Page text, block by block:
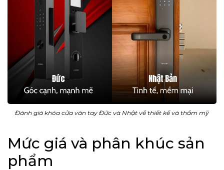
Đánh giá khóa cửa vân tay Đức và Nhật về thiết kế và thẩm mỹ
Mức giá và phân khúc sản
phẩm